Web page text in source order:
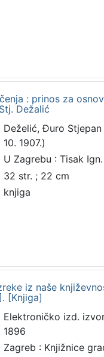
: prinos za
Dežalić
Deželić, Đuro
10. 1907.)
U Zagrebu : Tisak
32 str. ; 22 cm
knjiga
iz naše
[Knjiga]
Elektroničko izd.
1896
Zagreb : Knjižnice